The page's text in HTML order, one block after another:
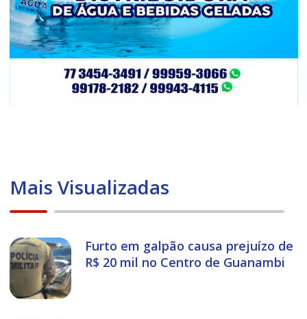
Mais Visualizadas
Furto em galpão causa prejuízo de
R$ 20 mil no Centro de Guanambi